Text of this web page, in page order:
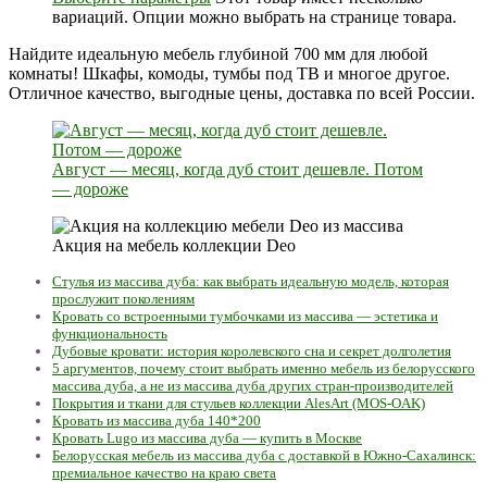
вариаций. Опции можно выбрать на странице товара.
Найдите идеальную мебель глубиной 700 мм для любой
комнаты! Шкафы, комоды, тумбы под ТВ и многое другое.
Отличное качество, выгодные цены, доставка по всей России.
Август — месяц, когда дуб стоит дешевле. Потом
— дороже
Акция на мебель коллекции Deo
Стулья из массива дуба: как выбрать идеальную модель, которая
прослужит поколениям
Кровать со встроенными тумбочками из массива — эстетика и
функциональность
Дубовые кровати: история королевского сна и секрет долголетия
5 аргументов, почему стоит выбрать именно мебель из белорусского
массива дуба, а не из массива дуба других стран-производителей
Покрытия и ткани для стульев коллекции AlesArt (MOS-OAK)
Кровать из массива дуба 140*200
Кровать Lugo из массива дуба — купить в Москве
Белорусская мебель из массива дуба с доставкой в Южно-Сахалинск:
премиальное качество на краю света